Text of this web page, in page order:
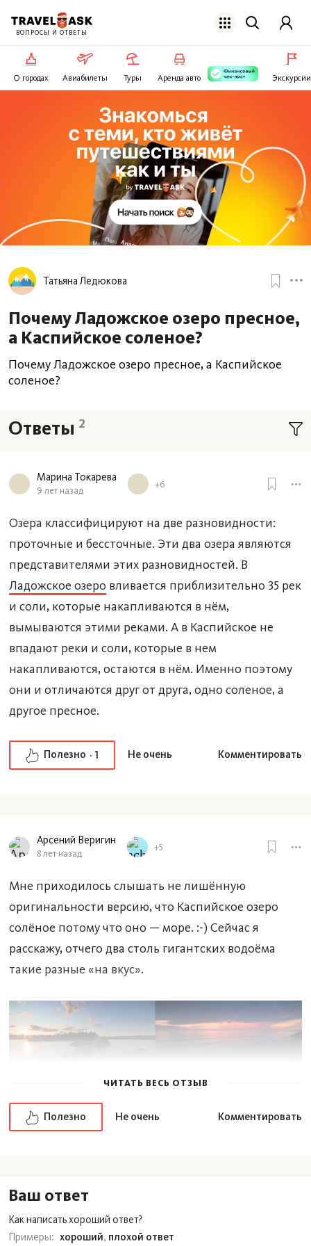
Татьяна Ледюкова
Почему Ладожское озеро пресное,
а Каспийское соленое?
Почему Ладожское озеро пресное, а Каспийское
соленое?
Ответы 2
Марина Токарева
9 лет назад
+6
Озера классифицируют на две разновидности:
проточные и бессточные. Эти два озера являются
представителями этих разновидностей. В
Ладожское озеро вливается приблизительно 35 рек
и соли, которые накапливаются в нём,
вымываются этими реками. А в Каспийское не
впадают реки и соли, которые в нем
накапливаются, остаются в нём. Именно поэтому
они и отличаются друг от друга, одно соленое, а
другое пресное.
Полезно 1 Не очень Комментировать
Арсений Веригин
8 лет назад
+5
Мне приходилось слышать не лишённую
оригинальности версию, что Каспийское озеро
солёное потому что оно — море. :-) Сейчас я
расскажу, отчего два столь гигантских водоёма
такие разные «на вкус».
Почему вода в Ладожском
Ладога — крупнейшее в Европе пресноводное
озеро, что делят меж собой Республика Карелия и
Ленинградская область. Является истоком
ЧИТАТЬ ВЕСЬ ОТЗЫВ
Полезно Не очень Комментировать
Ваш ответ
Как написать хороший ответ?
Примеры: xороший, плохой ответ
ВОПРОСЫ И ОТВЕТЫ
О городах Авиабилеты Туры Аренда авто Экскурсии